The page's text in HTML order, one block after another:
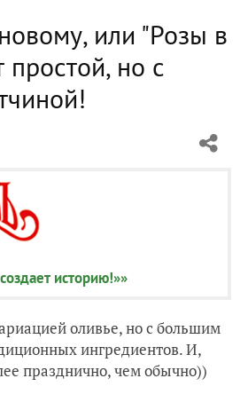
или "Розы в
простой, но с
историю!»»
оливье, но с большим
ингредиентов. И,
празднично, чем обычно))